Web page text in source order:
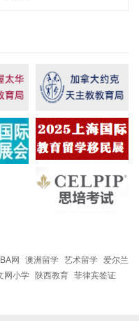
网 澳洲留学 艺术留学 爱尔兰
网小学 陕西教育 菲律宾签证